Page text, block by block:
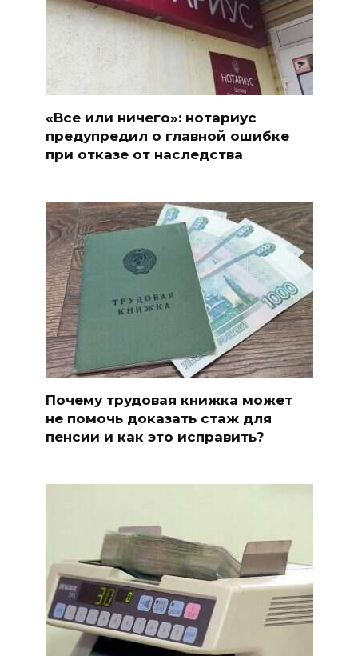
«Все или ничего»: нотариус
предупредил о главной ошибке
при отказе от наследства
Почему трудовая книжка может
не помочь доказать стаж для
пенсии и как это исправить?